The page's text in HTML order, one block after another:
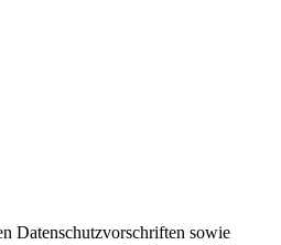
Datenschutzvorschriften sowie